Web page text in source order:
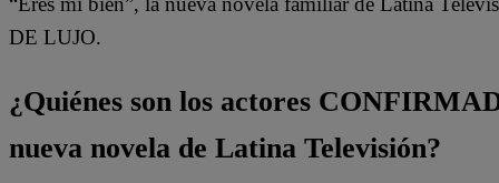
DE LUJO.
¿Quiénes son los actores
nueva novela de Latina Televisión?